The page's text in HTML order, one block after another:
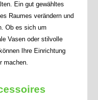
Ein gut gewähltes
Raumes verändern und
Ob es sich um
Vasen oder stilvolle
Ihre Einrichtung
machen.